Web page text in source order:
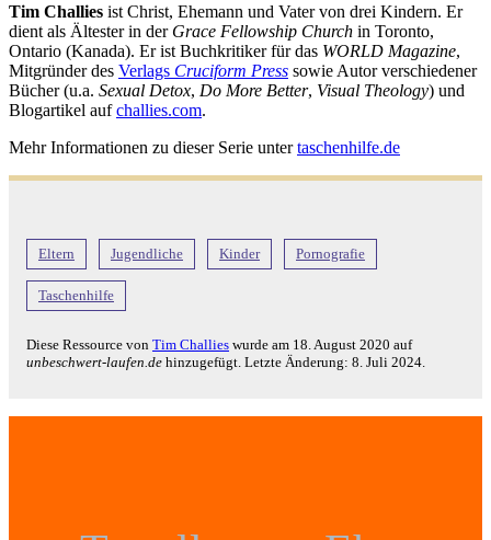
Tim Challies ist Christ, Ehemann und Vater von drei Kindern. Er
dient als Ältester in der Grace Fellowship Church in Toronto,
Ontario (Kanada). Er ist Buchkritiker für das WORLD Magazine,
Mitgründer des Verlags Cruciform Press sowie Autor verschiedener
Bücher (u.a. Sexual Detox, Do More Better, Visual Theology) und
Blogartikel aufchallies.com.
Mehr Informationen zu dieser Serie untertaschenhilfe.de
Eltern Jugendliche Kinder Pornografie
Taschenhilfe
Diese Ressource von Tim Challies wurde am 18. August 2020 auf
unbeschwert-laufen.de hinzugefügt. Letzte Änderung: 8. Juli 2024